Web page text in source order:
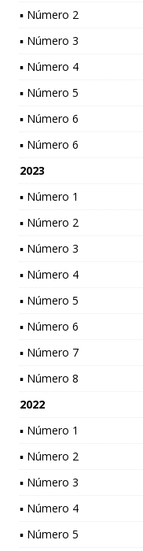
▪ Número 2
▪ Número 3
▪ Número 4
▪ Número 5
▪ Número 6
▪ Número 6
2023
▪ Número 1
▪ Número 2
▪ Número 3
▪ Número 4
▪ Número 5
▪ Número 6
▪ Número 7
▪ Número 8
2022
▪ Número 1
▪ Número 2
▪ Número 3
▪ Número 4
▪ Número 5